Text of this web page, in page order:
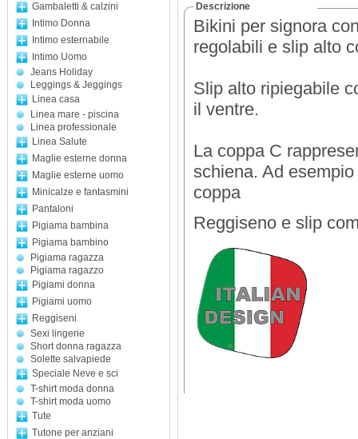
Gambaletti & calzini
Intimo Donna
Intimo esternabile
Intimo Uomo
Jeans Holiday
Leggings & Jeggings
Linea casa
Linea mare - piscina
Linea professionale
Linea Salute
Maglie esterne donna
Maglie esterne uomo
Minicalze e fantasmini
Pantaloni
Pigiama bambina
Pigiama bambino
Pigiama ragazza
Pigiama ragazzo
Pigiami donna
Pigiami uomo
Reggiseni
Sexi lingerie
Short donna ragazza
Solette salvapiede
Speciale Neve e sci
T-shirt moda donna
T-shirt moda uomo
Tute
Tutone per anziani
Descrizione
Bikini per signora
regolabili e slip alto
Slip alto ripiegabile
il ventre.
La coppa C
schiena. Ad
coppa
Reggiseno e slip